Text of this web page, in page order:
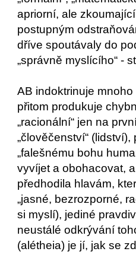
apriorní, ale
postupným
dříve spoutávaly do
„správně myslícího“ -
AB indoktrinuje
přitom produkuje
„racionální“ jen na
„člověčenství“
„falešnému bohu
vyvíjet a obohacovat,
předhodila hlavám,
„jasné, bezrozporné,
si myslí), jediné
neustálé odkrývání
(alétheia) je jí, jak se